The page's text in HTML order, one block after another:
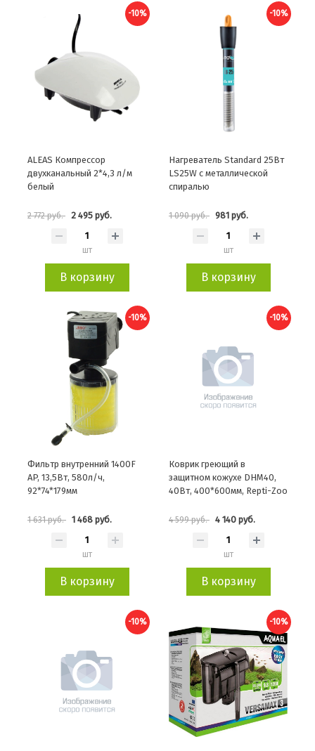
-10%
ALEAS Компрессор
двухканальный 2*4,3 л/м
белый
2 772 руб. 2 495 руб.
шт
В корзину
-10%
Нагреватель Standard 25Вт
LS25W с металлической
спиралью
1 090 руб. 981 руб.
шт
В корзину
-10%
Фильтр внутренний 1400F
AP, 13,5Вт, 580л/ч,
92*74*179мм
1 631 руб. 1 468 руб.
шт
В корзину
-10%
Коврик греющий в
защитном кожухе DHM40,
40Вт, 400*600мм, Repti-Zoo
4 599 руб. 4 140 руб.
шт
В корзину
-10% -10%